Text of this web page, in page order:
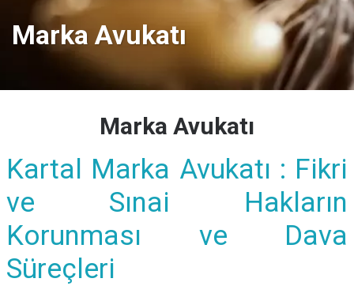
Marka Avukatı
Marka Avukatı
Kartal Marka Avukatı : Fikri
ve Sınai Hakların
Korunması ve Dava
Süreçleri